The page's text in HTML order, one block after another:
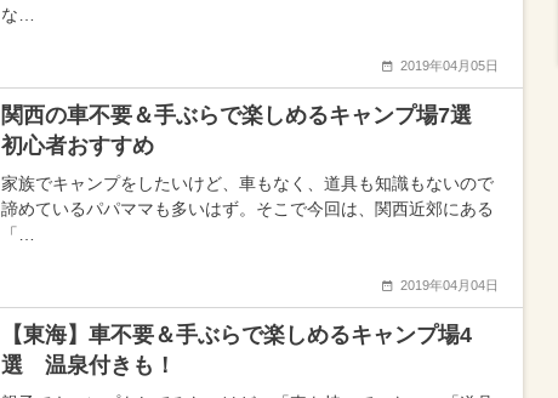
な…
2019年04月05日
関西の車不要＆手ぶらで楽しめるキャンプ場7選
初心者おすすめ
家族でキャンプをしたいけど、車もなく、道具も知識もないので
諦めているパパママも多いはず。そこで今回は、関西近郊にある
「…
2019年04月04日
【東海】車不要＆手ぶらで楽しめるキャンプ場4
選 温泉付きも！